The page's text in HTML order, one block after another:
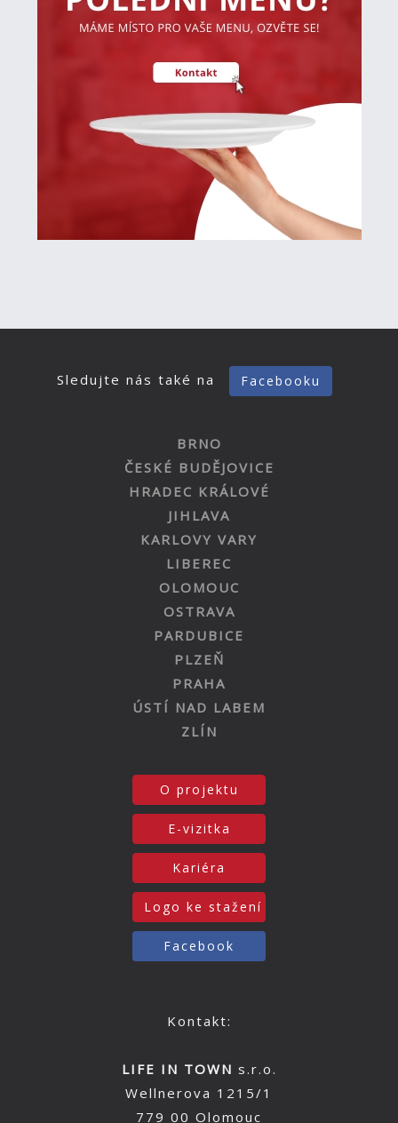
Sledujte nás také na Facebooku
BRNO
ČESKÉ BUDĚJOVICE
HRADEC KRÁLOVÉ
JIHLAVA
KARLOVY VARY
LIBEREC
OLOMOUC
OSTRAVA
PARDUBICE
PLZEŇ
PRAHA
ÚSTÍ NAD LABEM
ZLÍN
O projektu
E-vizitka
Kariéra
Logo ke stažení
Facebook
Kontakt:
LIFE IN TOWN s.r.o.
Wellnerova 1215/1
779 00 Olomouc